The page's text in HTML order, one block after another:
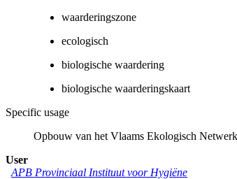
waarderingszone
ecologisch
biologische waardering
biologische waarderingskaart
Specific usage
Opbouw van het Vlaams Ekologisch
User
APB Provinciaal Instituut voor Hygiëne